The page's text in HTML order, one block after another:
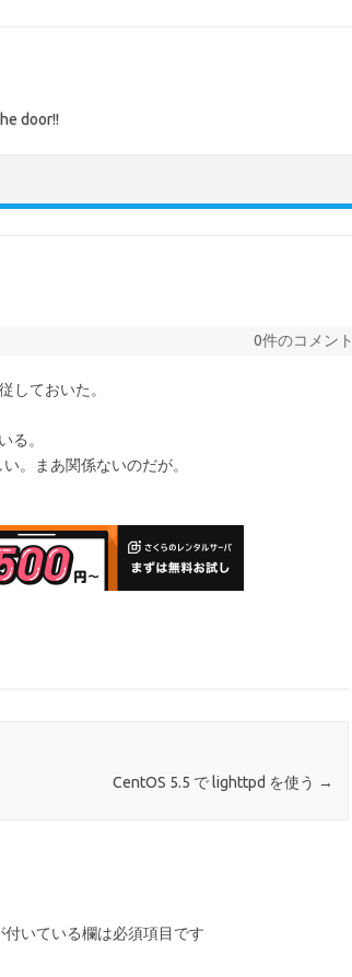
door!!
0件のコメント
しておいた。
る。
。まあ関係ないのだが。
CentOS 5.5 で lighttpd を使う →
付いている欄は必須項目です